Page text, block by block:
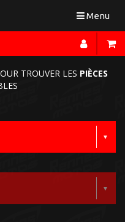
Toggle
Menu
TROUVER LES PIÈCES